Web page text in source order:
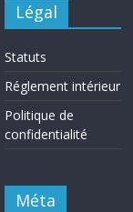
Légal
Statuts
Réglement intérieur
Politique de
confidentialité
Méta